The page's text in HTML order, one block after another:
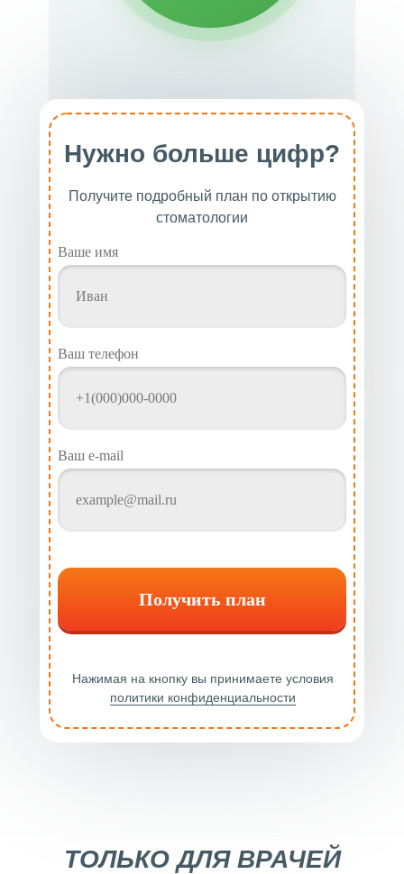
Нужно больше цифр?
Получите подробный план по открытию
стоматологии
Ваше имя
Ваш телефон
Ваш e-mail
Получить план
Нажимая на кнопку вы принимаете условия
политики конфиденциальности
ТОЛЬКО ДЛЯ ВРАЧЕЙ